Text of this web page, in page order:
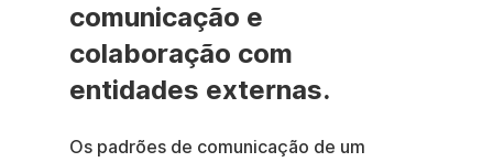
comunicação e
colaboração com
entidades externas.
Os padrões de comunicação de um